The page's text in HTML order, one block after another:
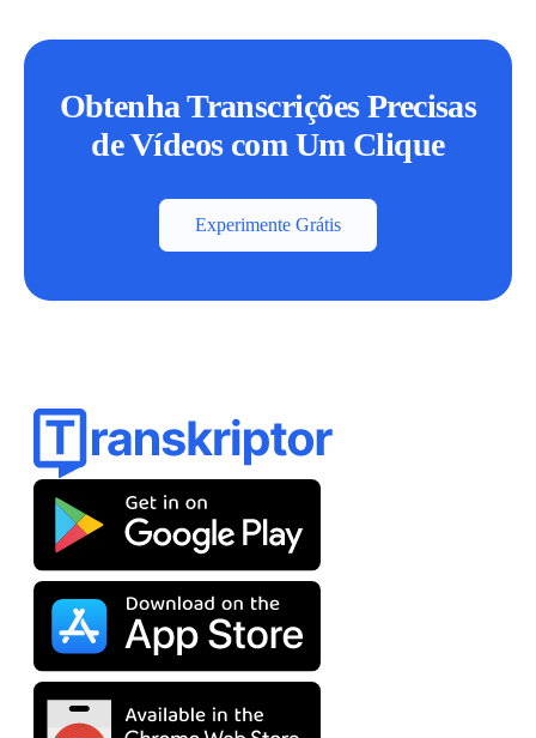
Obtenha Transcrições Precisas
de Vídeos com Um Clique
Experimente Grátis